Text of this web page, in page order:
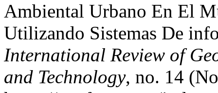
Ambiental Urbano En El
Utilizando Sistemas De
International Review of
and Technology, no. 14